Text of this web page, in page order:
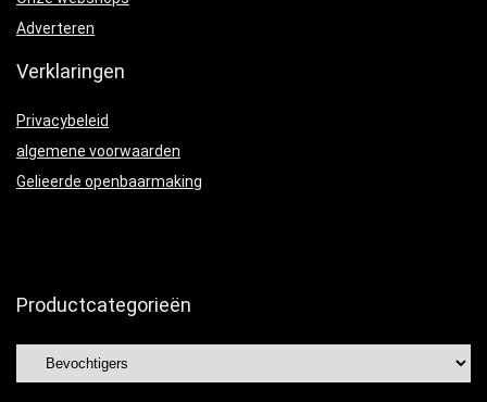
Adverteren
Verklaringen
Privacybeleid
algemene voorwaarden
Gelieerde openbaarmaking
Productcategorieën